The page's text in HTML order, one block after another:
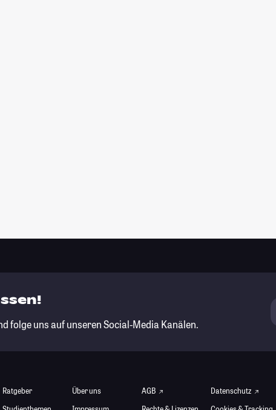
folge uns auf unseren Social-Media Kanälen.
Ratgeber
Über uns
AGB
Datenschutz